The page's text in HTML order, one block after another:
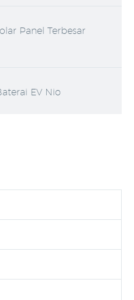
Panel Terbesar
EV Nio